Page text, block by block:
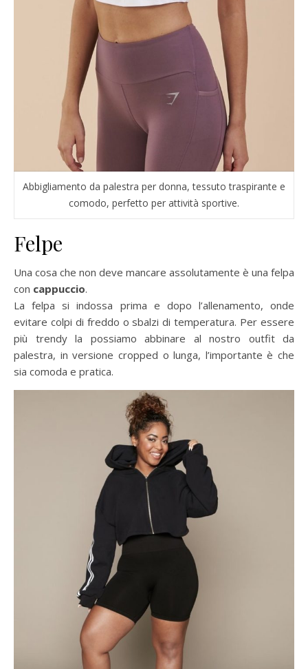
Abbigliamento da palestra per donna, tessuto traspirante e
comodo, perfetto per attività sportive.
Felpe
Una cosa che non deve mancare assolutamente è una felpa
con cappuccio.
La felpa si indossa prima e dopo l’allenamento, onde
evitare colpi di freddo o sbalzi di temperatura. Per essere
più trendy la possiamo abbinare al nostro outfit da
palestra, in versione cropped o lunga, l’importante è che
sia comoda e pratica.